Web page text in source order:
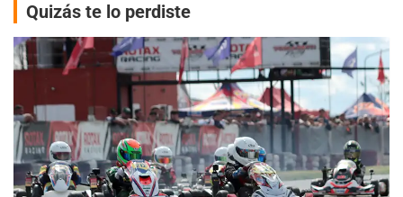
Quizás te lo perdiste